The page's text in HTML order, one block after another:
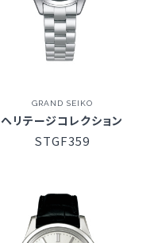
GRAND SEIKO
ヘリテージコレクション
STGF359